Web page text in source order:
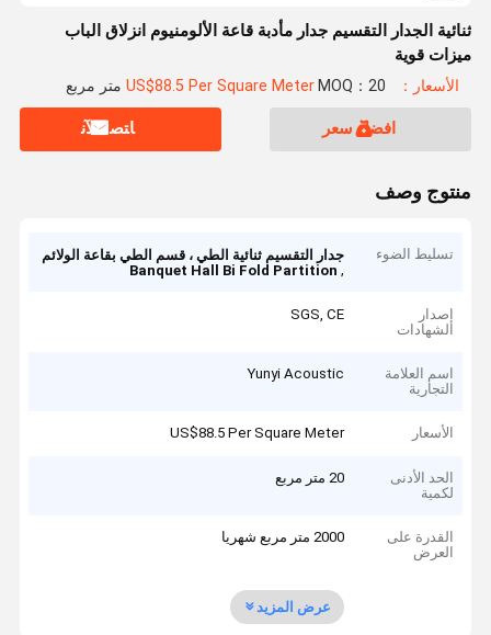
ثنائية الجدار التقسيم جدار مأدبة قاعة الألومنيوم انزلاق الباب
ميزات قوية
الأسعار：US$88.5 Per Square Meter MOQ：20 متر مربع
افضل سعر ﺎﺘﺼﻟ ﺍﻶﻧ
منتوج وصف
تسليط الضوء
جدار التقسيم ثنائية الطي ، قسم الطي بقاعة الولائم
,
Banquet Hall Bi Fold Partition
إصدار
الشهادات
SGS, CE
اسم العلامة
التجارية
Yunyi Acoustic
الأسعار US$88.5 Per Square Meter
الحد الأدنى
لكمية
20 متر مربع
القدرة على
العرض
2000 متر مربع شهريا
عرض المزيد